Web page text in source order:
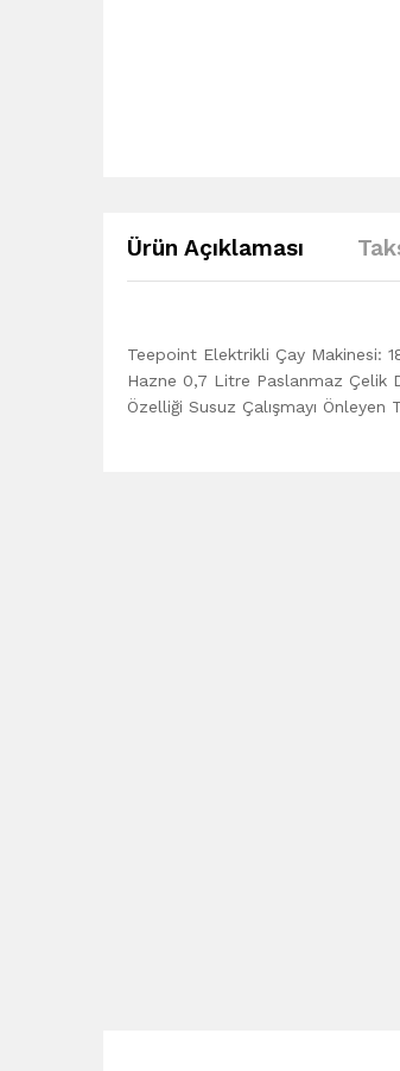
Ürün Açıklaması
Teepoint Elektrikli Çay Makinesi:
Hazne 0,7 Litre Paslanmaz Çelik
Özelliği Susuz Çalışmayı